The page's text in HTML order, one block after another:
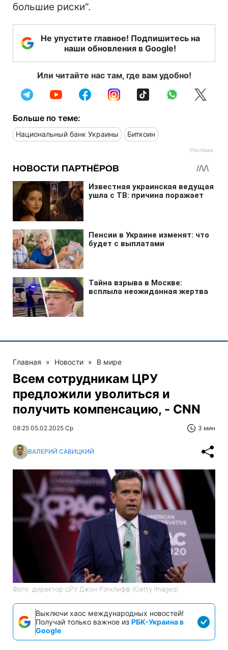
большие риски".
Не упустите главное! Подпишитесь на
наши обновления в Google!
Или читайте нас там, где вам удобно!
Больше по теме:
Национальный банк Украины Биткоин
Главная » Новости » В мире
Всем сотрудникам ЦРУ
предложили уволиться и
получить компенсацию, - CNN
08:25 05.02.2025 Ср 3 мин
ВАЛЕРИЙ САВИЦКИЙ
Фото: директор ЦРУ Джон Рэтклифф (Getty Images)
Выключи хаос международных новостей!
Получай только важное из РБК-Украина в
Google